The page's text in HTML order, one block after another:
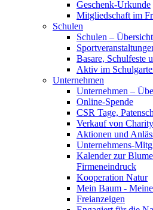
Geschenk-Urkunde
Mitgliedschaft im
Schulen
Schulen –
Basare, Schulfeste
Aktiv im
Unternehmen
Unternehmen –
Online-Spende
CSR Tage,
Verkauf von
Aktionen und
Unternehmens-
Kalender zur
Firmeneindruck
Kooperation Natur
Mein Baum -
Freianzeigen